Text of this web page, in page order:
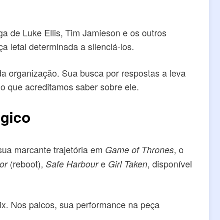
de Luke Ellis, Tim Jamieson e os outros
letal determinada a silenciá-los.
organização. Sua busca por respostas a leva
que acreditamos saber sobre ele.
marcante trajetória em Game of Thrones, o
(reboot), Safe Harboure Girl Taken, disponível
Nos palcos, sua performance na peça